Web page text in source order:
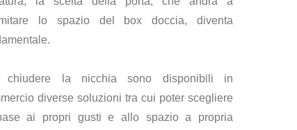
lo spazio del box doccia, diventa
chiudere la nicchia sono disponibili in
diverse soluzioni tra cui poter scegliere
ai propri gusti e allo spazio a propria